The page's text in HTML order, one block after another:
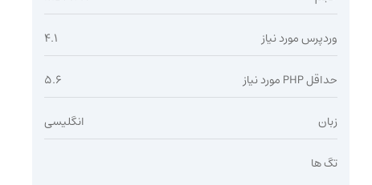
وردپرس مورد نیاز 4.1
حداقل PHP مورد نیاز 5.6
زبان انگلیسی
تگ ها